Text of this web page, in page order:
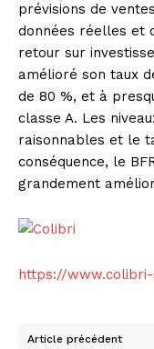
prévisions de
données réelles et
retour sur
amélioré son taux
de 80 %, et à
classe A. Les
raisonnables et le
conséquence, le
grandement
https://
Article précédent